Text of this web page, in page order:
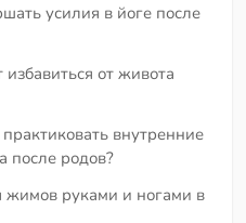
усилия в йоге после
от живота
внутренние
после родов?
жимов руками и ногами в